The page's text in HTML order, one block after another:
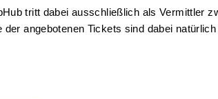
tritt dabei ausschließlich als Vermittler
angebotenen Tickets sind dabei